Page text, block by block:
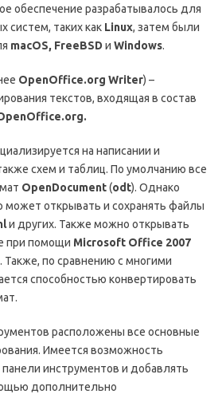
обеспечение разрабатывалось для
систем, таких как Linux, затем были
macOS, FreeBSD и Windows.
OpenOffice.org Writer) –
текстов, входящая в состав
на написании и
схем и таблиц. По умолчанию все
OpenDocument(odt). Однако
может открывать и сохранять файлы
и других. Также можно открывать
при помощи Microsoft Office 2007
Также, по сравнению с многими
способностью конвертировать
расположены все основные
Имеется возможность
инструментов и добавлять
дополнительно